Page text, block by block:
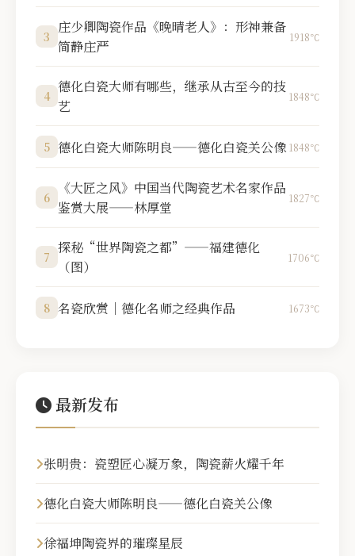
3
庄少卿陶瓷作品《晚晴老人》：形神兼备
简静庄严
1918℃
4
德化白瓷大师有哪些，继承从古至今的技
艺
1848℃
5 德化白瓷大师陈明良——德化白瓷关公像 1848℃
6
《大匠之风》中国当代陶瓷艺术名家作品
鉴赏大展——林厚堂
1827℃
7
探秘“世界陶瓷之都”——福建德化
（图）
1706℃
8 名瓷欣赏｜德化名师之经典作品 1673℃
最新发布
张明贵：瓷塑匠心凝万象，陶瓷薪火耀千年
德化白瓷大师陈明良——德化白瓷关公像
徐福坤陶瓷界的璀璨星辰